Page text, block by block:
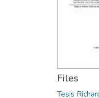
Files
Tesis